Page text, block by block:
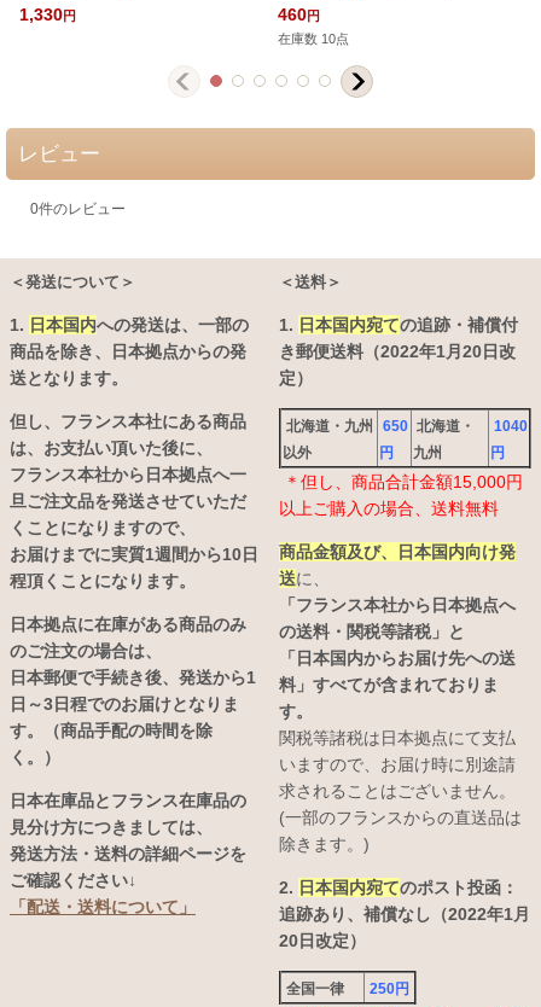
1,330円 460円
在庫数 10点
レビュー
0件のレビュー
＜発送について＞
1. 日本国内への発送は、 一部の
商品を除き、日本拠点からの発
送となります。
但し、フランス本社にある商品
は、お支払い頂いた後に、
フランス本社から日本拠点へ一
旦ご注文品を発送させていただ
くことになりますので、
お届けまでに実質1週間から10日
程頂くことになります。
日本拠点に在庫がある商品のみ
のご注文の場合は、
日本郵便で手続き後、発送から1
日～3日程でのお届けとなりま
す。（商品手配の時間を除
く。）
日本在庫品とフランス在庫品の
見分け方につきましては、
発送方法・送料の詳細ページを
ご確認ください↓
「配送・送料について」
＜送料＞
1. 日本国内宛ての追跡・補償付
き郵便送料（2022年1月20日改
定）
北海道・九州
以外
650
円
北海道・
九州
1040
円
＊但し、商品合計金額15,000円
以上ご購入の場合、送料無料
商品金額及び、日本国内向け発
送に、
「フランス本社から日本拠点へ
の送料・関税等諸税」と
「日本国内からお届け先への送
料」すべてが含まれておりま
す。
関税等諸税は日本拠点にて支払
いますので、お届け時に別途請
求されることはございません。
(一部のフランスからの直送品は
除きます。)
2. 日本国内宛てのポスト投函：
追跡あり、補償なし（2022年1月
20日改定）
全国一律 250円